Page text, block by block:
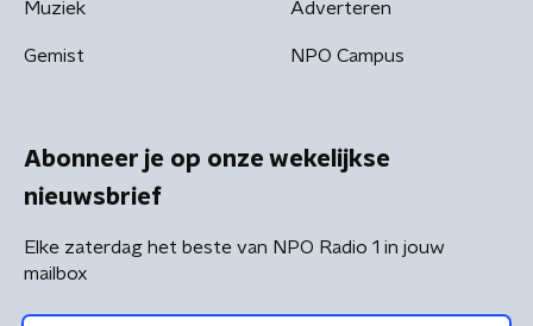
Muziek
Gemist
Adverteren
NPO Campus
Abonneer je op onze wekelijkse
nieuwsbrief
Elke zaterdag het beste van NPO Radio 1 in jouw
mailbox